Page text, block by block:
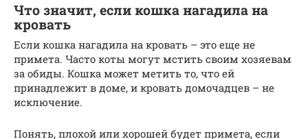
Что значит, если кошка нагадила на
кровать
Если кошка нагадила на кровать – это еще не
примета. Часто коты могут мстить своим хозяевам
за обиды. Кошка может метить то, что ей
принадлежит в доме, и кровать домочадцев – не
исключение.
Понять, плохой или хорошей будет примета, если